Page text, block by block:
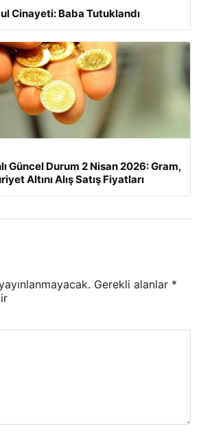
Cinayeti: Baba Tutuklandı
Güncel Durum 2 Nisan 2026: Gram,
Altını Alış Satış Fiyatları
Gerekli alanlar *